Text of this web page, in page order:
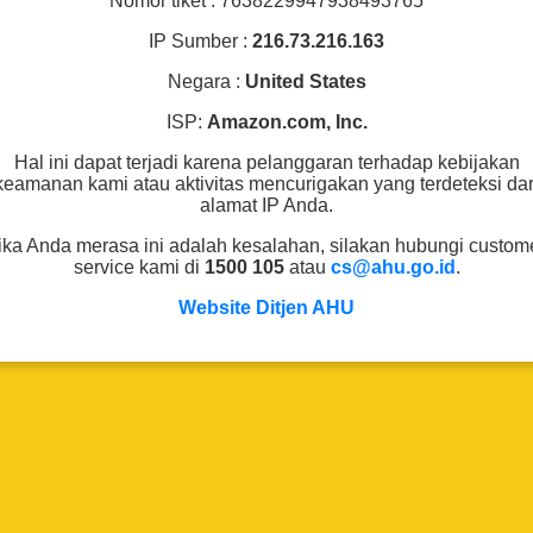
IP Sumber : 216.73.216.163
Negara : United States
ISP: Amazon.com, Inc.
Hal ini dapat terjadi karena pelanggaran terhadap kebijakan
kami atau aktivitas mencurigakan yang terdeteksi
alamat IP Anda.
Anda merasa ini adalah kesalahan, silakan hubungi
service kami di 1500 105atau cs@ahu.go.id .
Website Ditjen AHU